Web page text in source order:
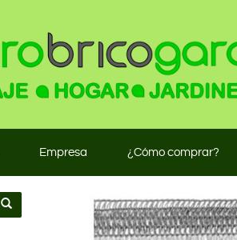
Empresa ¿Cómo comprar?